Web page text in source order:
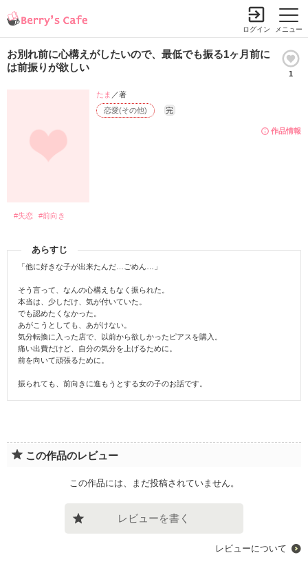
メニュー
ログイン
お別れ前に心構えがしたいので、最低でも振る1ヶ月前に
は前振りが欲しい
1
作品情報
恋愛(その他) 完
たま ／著
#失恋 #前向き
あらすじ
「他に好きな子が出来たんだ…ごめん…」
そう言って、なんの心構えもなく振られた。
本当は、少しだけ、気が付いていた。
でも認めたくなかった。
あがこうとしても、あがけない。
気分転換に入った店で、以前から欲しかったピアスを購入。
痛い出費だけど、自分の気分を上げるために。
前を向いて頑張るために。
振られても、前向きに進もうとする女の子のお話です。
この作品のレビュー
この作品には、まだ投稿されていません。
レビューを書く
レビューについて